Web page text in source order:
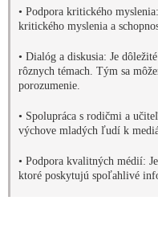
• Podpora kritického
kritického myslenia a
• Dialóg a diskusia: Je
rôznych témach. Tým sa
porozumenie.
• Spolupráca s rodičmi a
výchove mladých ľudí k
• Podpora kvalitných médií:
ktoré poskytujú spoľahlivé